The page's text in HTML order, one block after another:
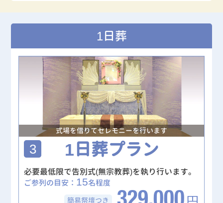
1日葬
式場を借りてセレモニーを行います
3 1日葬プラン
必要最低限で告別式(無宗教葬)を執り行います。
ご参列の目安： 15名程度
簡易祭壇つき